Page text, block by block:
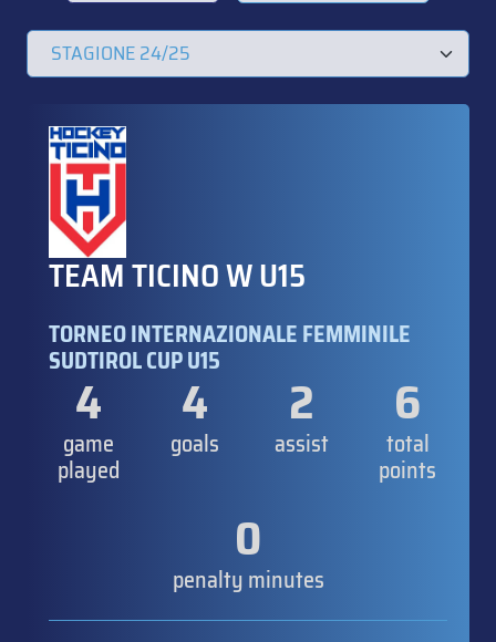
TEAM TICINO W U15
TORNEO INTERNAZIONALE FEMMINILE
SUDTIROL CUP U15
4
game
played
4
goals
2
assist
6
total
points
0
penalty minutes